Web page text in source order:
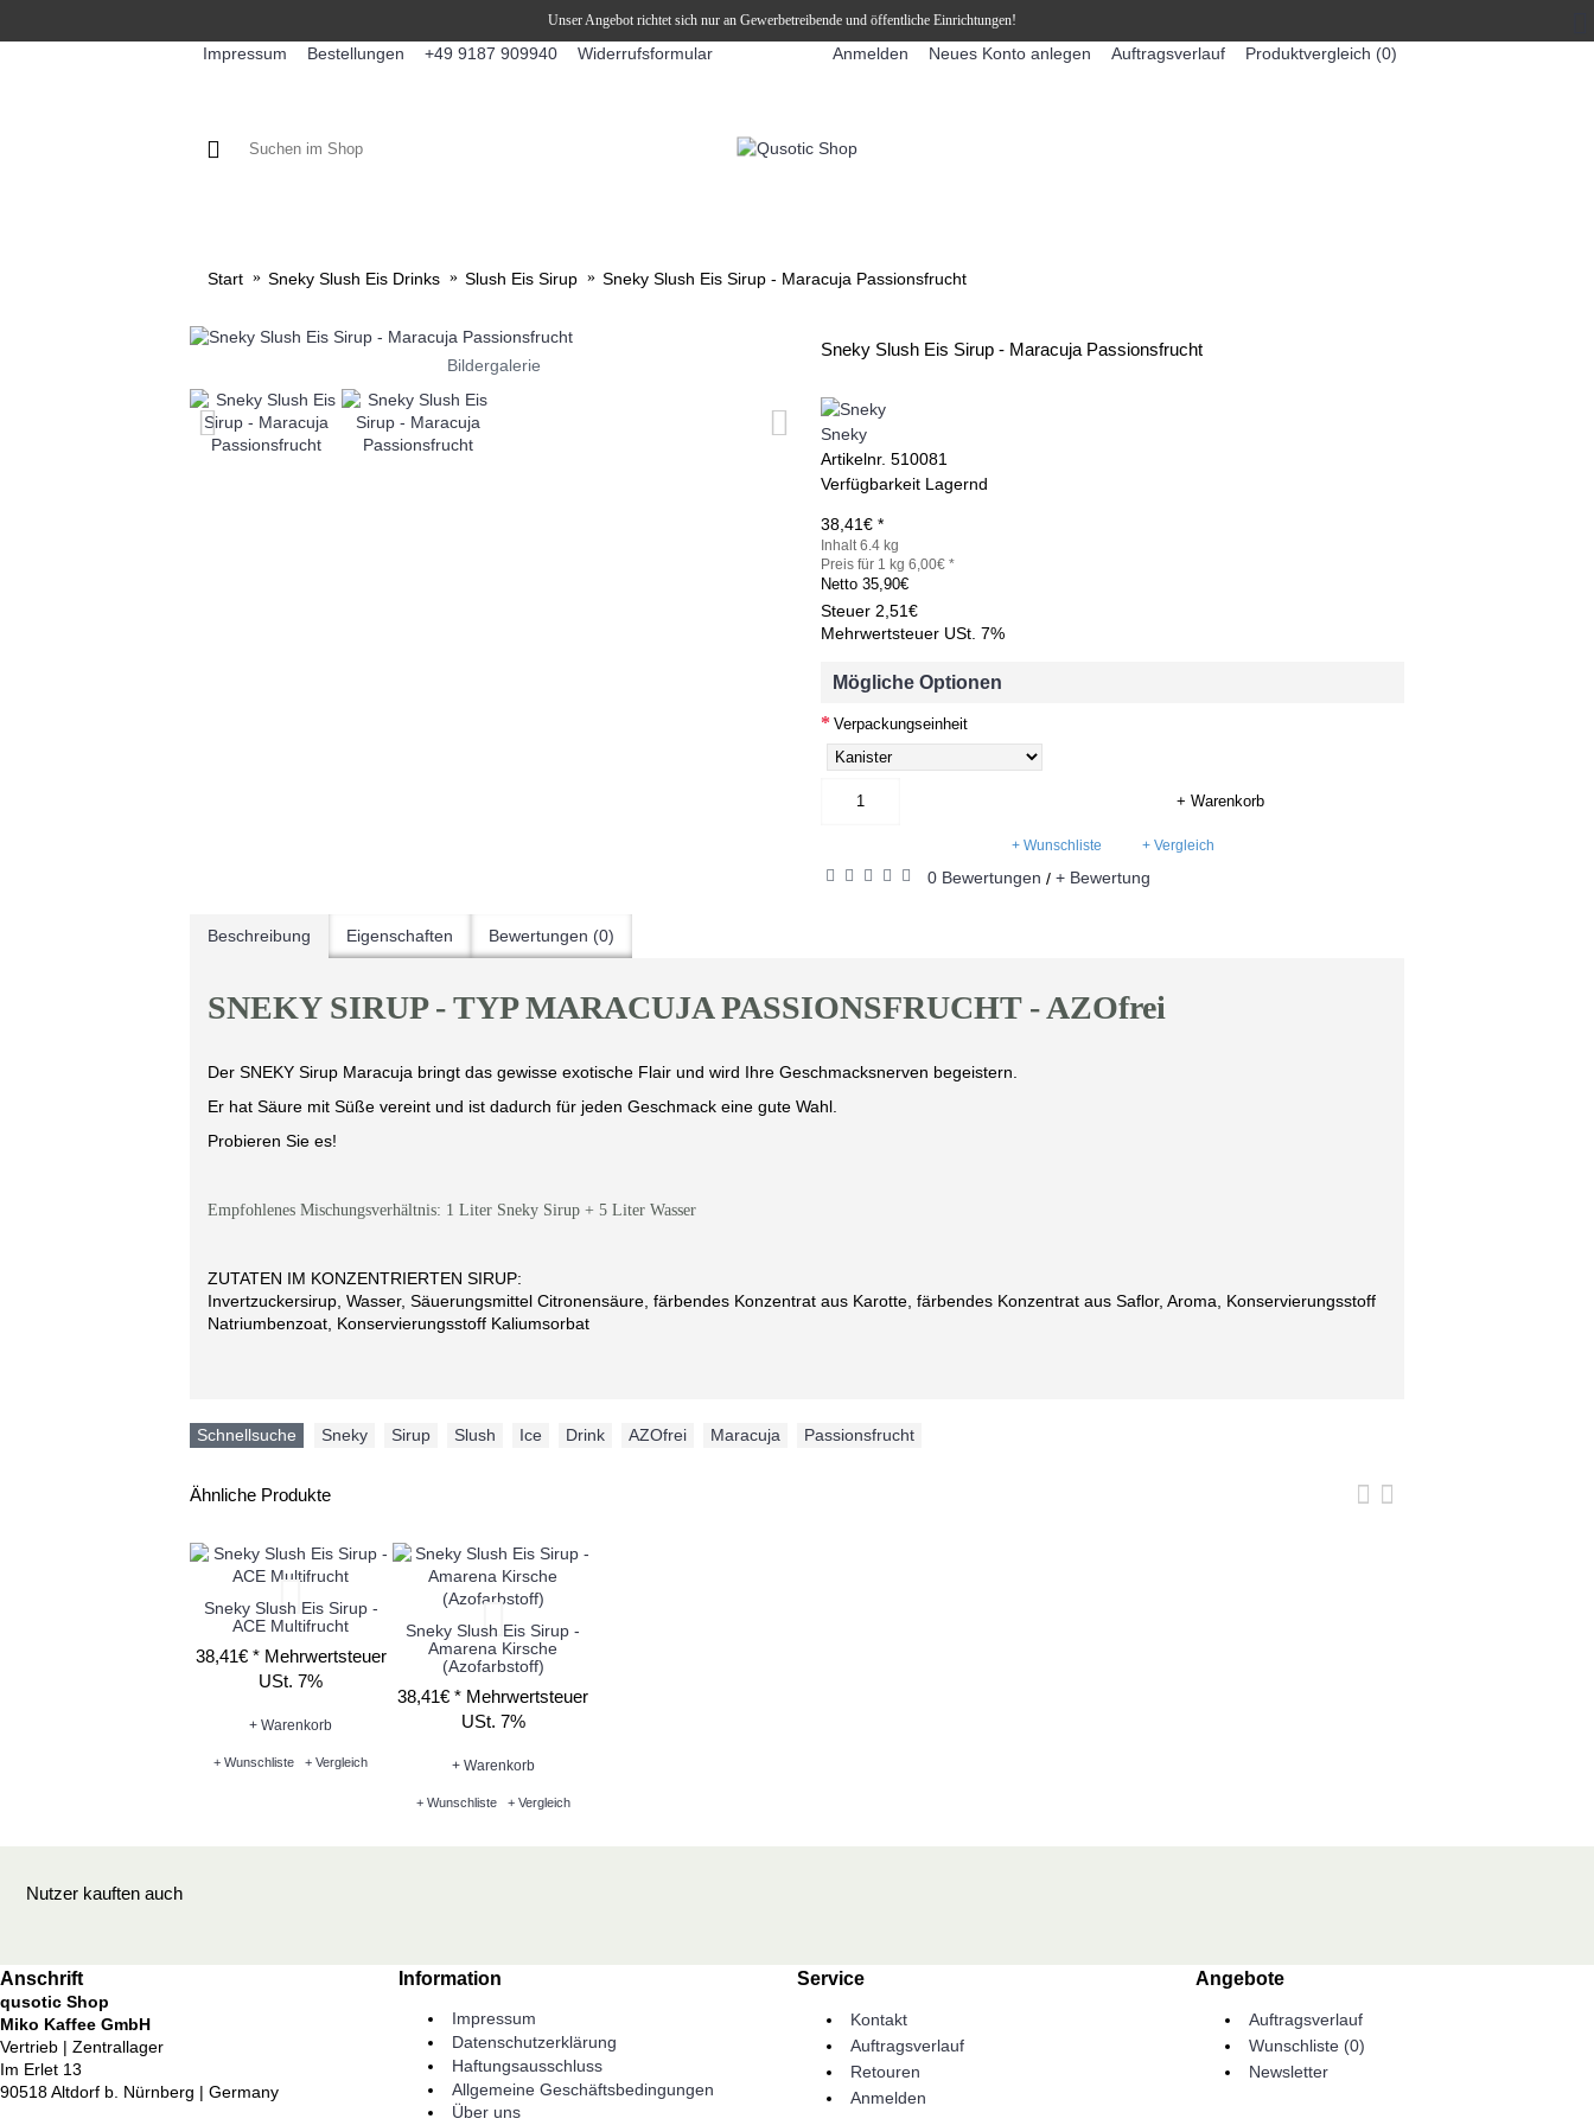
Unser Angebot richtet sich nur an Gewerbetreibende und öffentliche Einrichtungen!
Impressum Bestellungen +49 9187 909940 Widerrufsformular Anmelden Neues Konto anlegen Auftragsverlauf Produktvergleich (0)
Start Sneky Slush Eis Drinks Slush Eis Sirup Sneky Slush Eis Sirup - Maracuja Passionsfrucht
Bildergalerie
Sneky Slush Eis Sirup - Maracuja Passionsfrucht
Sneky
Artikelnr. 510081
Verfügbarkeit Lagernd
38,41€ *
Inhalt 6.4 kg
Preis für 1 kg 6,00€ *
Netto 35,90€
Steuer 2,51€
Mehrwertsteuer USt. 7%
Mögliche Optionen
Verpackungseinheit
+ Warenkorb
+ Wunschliste + Vergleich
0 Bewertungen / + Bewertung
Beschreibung Eigenschaften Bewertungen (0)
SNEKY SIRUP - TYP MARACUJA PASSIONSFRUCHT - AZOfrei
Der SNEKY Sirup Maracuja bringt das gewisse exotische Flair und wird Ihre Geschmacksnerven begeistern.
Er hat Säure mit Süße vereint und ist dadurch für jeden Geschmack eine gute Wahl.
Probieren Sie es!
Empfohlenes Mischungsverhältnis: 1 Liter Sneky Sirup + 5 Liter Wasser
ZUTATEN IM KONZENTRIERTEN SIRUP:
Invertzuckersirup, Wasser, Säuerungsmittel Citronensäure, färbendes Konzentrat aus Karotte, färbendes Konzentrat aus Saflor, Aroma, Konservierungsstoff
Natriumbenzoat, Konservierungsstoff Kaliumsorbat
Schnellsuche Sneky Sirup Slush Ice Drink AZOfrei Maracuja Passionsfrucht
Ähnliche Produkte
Sneky Slush Eis Sirup -
ACE Multifrucht
38,41€ * Mehrwertsteuer
USt. 7%
+ Warenkorb
+ Wunschliste + Vergleich
Sneky Slush Eis Sirup -
Amarena Kirsche
(Azofarbstoff)
38,41€ * Mehrwertsteuer
USt. 7%
+ Warenkorb
+ Wunschliste + Vergleich
Nutzer kauften auch
Anschrift
qusotic Shop
Miko Kaffee GmbH
Vertrieb | Zentrallager
Im Erlet 13
90518 Altdorf b. Nürnberg | Germany
Information
Impressum
Datenschutzerklärung
Haftungsausschluss
Allgemeine Geschäftsbedingungen
Über uns
Service
Kontakt
Auftragsverlauf
Retouren
Anmelden
Angebote
Auftragsverlauf
Wunschliste (0)
Newsletter